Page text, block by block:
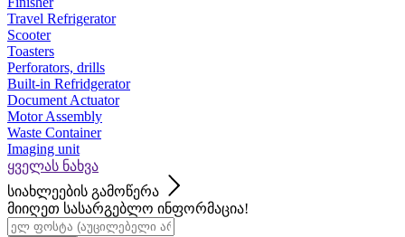
Travel Refrigerator
Scooter
Toasters
Perforators, drills
Built-in Refridgerator
Document Actuator
Motor Assembly
Waste Container
Imaging unit
ყველას ნახვა
სიახლეების გამოწერა
მიიღეთ სასარგებლო ინფორმაცია!